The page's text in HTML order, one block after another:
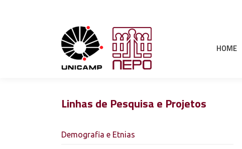
HOME
Linhas de Pesquisa e Projetos
Demografia e Etnias